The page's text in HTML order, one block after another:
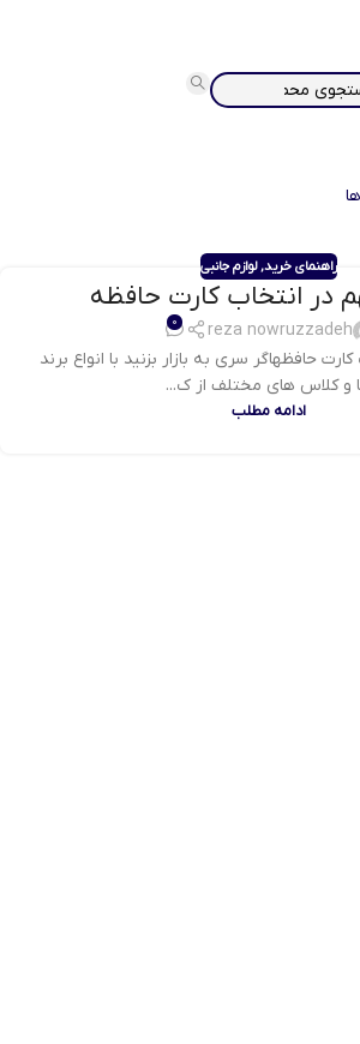
راهنمای خرید,لوازم جانبی
در انتخاب کارت حافظه
reza nowruzzadeh
0
حافظهاگر سری به بازار بزنید با انواع برند
و کلاس های مختلف از ک...
ادامه مطلب